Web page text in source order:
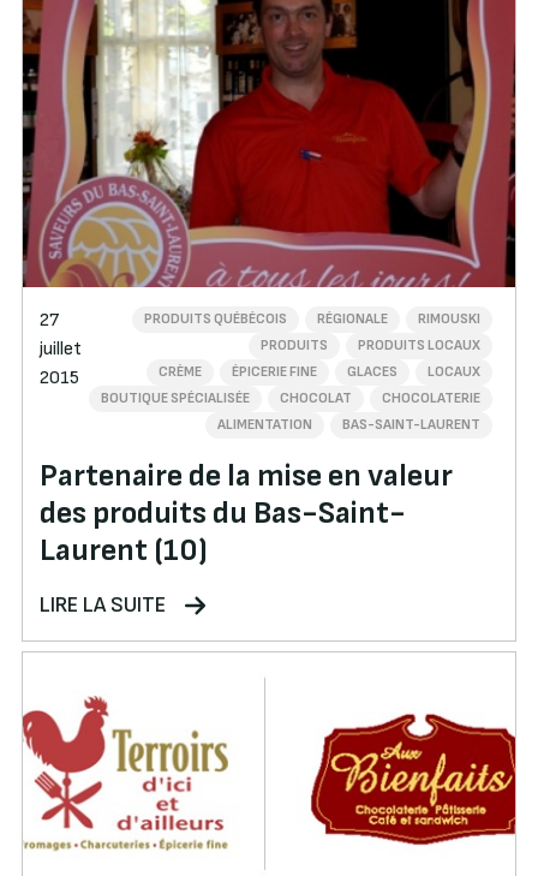
27
juillet
2015
ALIMENTATION BAS-SAINT-LAURENT
BOUTIQUE SPÉCIALISÉE CHOCOLAT CHOCOLATERIE
CRÈME ÉPICERIE FINE GLACES LOCAUX
PRODUITS PRODUITS LOCAUX
PRODUITS QUÉBÉCOIS RÉGIONALE RIMOUSKI
Partenaire de la mise en valeur
des produits du Bas-Saint-
Laurent (10)
LIRE LA SUITE